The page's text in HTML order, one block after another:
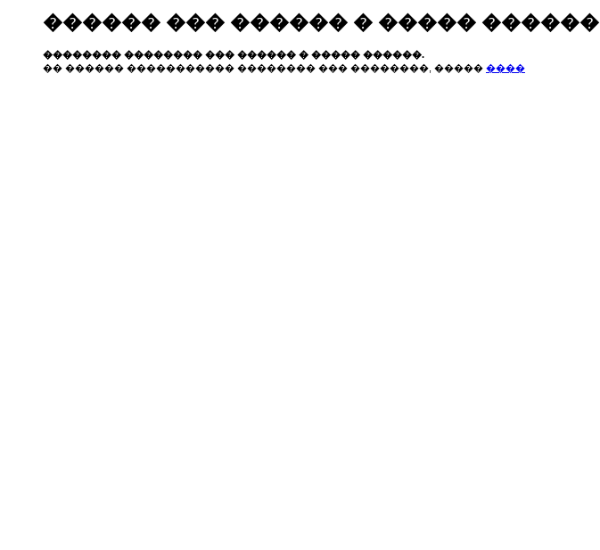
������ ��� ������ � ����� ������
�������� �������� ��� ������ � ����� ������.
�� ������ ����������� �������� ��� ��������, ����� ����